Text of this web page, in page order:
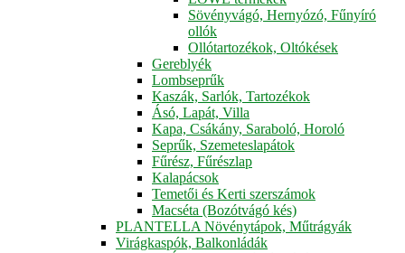
Sövényvágó, Hernyózó, Fűnyíró
ollók
Ollótartozékok, Oltókések
Gereblyék
Lombseprűk
Kaszák, Sarlók, Tartozékok
Ásó, Lapát, Villa
Kapa, Csákány, Saraboló, Horoló
Seprűk, Szemeteslapátok
Fűrész, Fűrészlap
Kalapácsok
Temetői és Kerti szerszámok
Macséta (Bozótvágó kés)
PLANTELLA Növénytápok, Műtrágyák
Virágkaspók, Balkonládák